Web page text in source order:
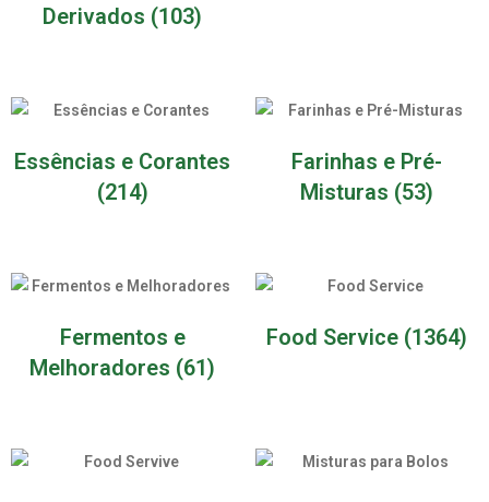
Derivados (103)
Essências e Corantes
(214)
Farinhas e Pré-
Misturas (53)
Fermentos e
Melhoradores (61)
Food Service (1364)